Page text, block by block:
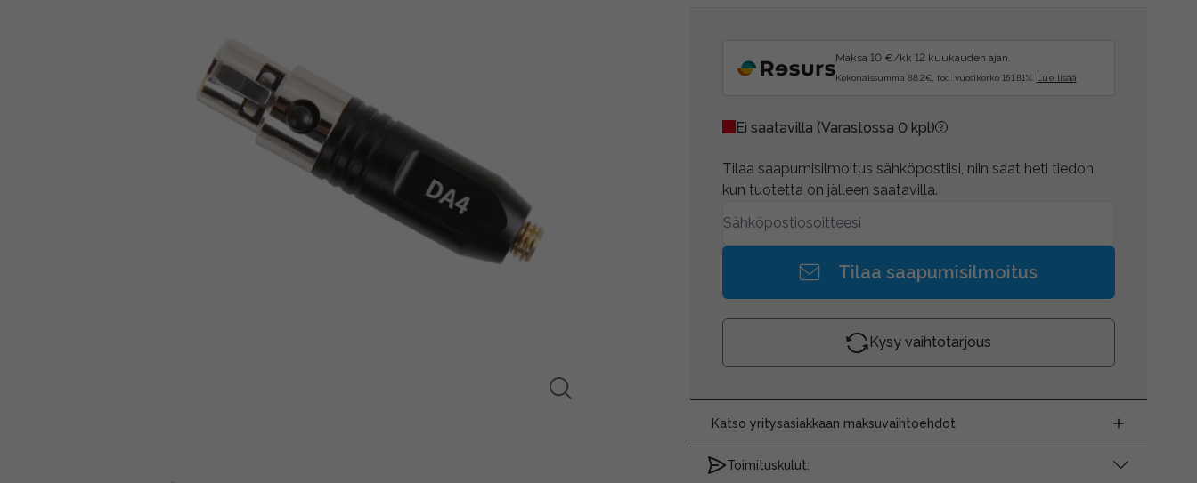
Maksa 10 €/kk 12 kuukauden ajan.
Kokonaissumma 88.2€, tod. vuosikorko 151.81%. Lue lisää
Ei saatavilla (Varastossa 0 kpl)
Tilaa saapumisilmoitus sähköpostiisi, niin saat heti tiedon
kun tuotetta on jälleen saatavilla.
Tilaa saapumisilmoitus
Kysy vaihtotarjous
Katso yritysasiakkaan maksuvaihtoehdot
Toimituskulut: